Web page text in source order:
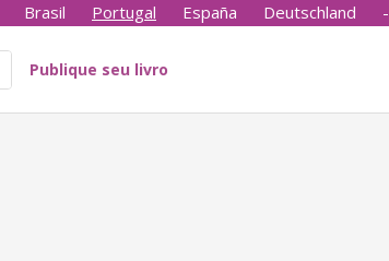
Brasil Portugal España Deutschland -
Publique seu livro